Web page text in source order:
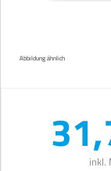
Abbildung ähnlich
inkl.